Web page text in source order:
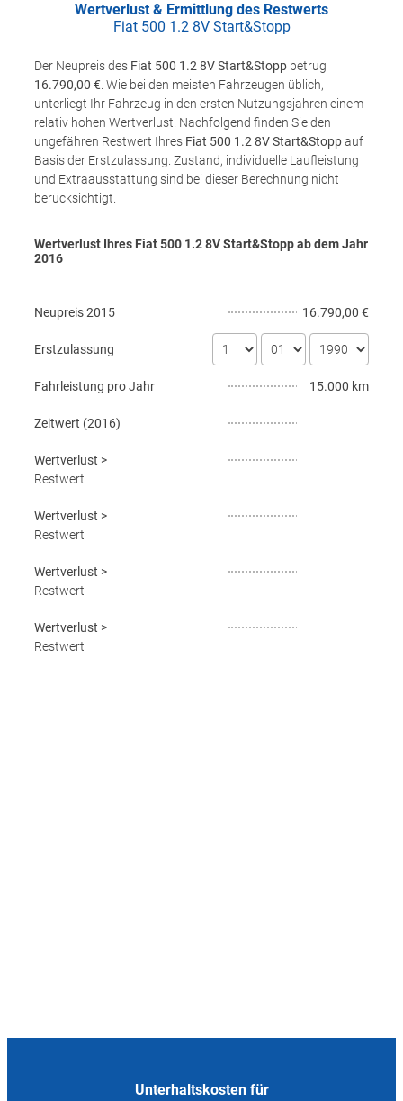
Wertverlust & Ermittlung des Restwerts
Fiat 500 1.2 8V Start&Stopp
Der Neupreis des Fiat 500 1.2 8V Start&Stopp betrug
16.790,00 € . Wie bei den meisten Fahrzeugen üblich,
unterliegt Ihr Fahrzeug in den ersten Nutzungsjahren einem
relativ hohen Wertverlust. Nachfolgend finden Sie den
ungefähren Restwert Ihres Fiat 500 1.2 8V Start&Stoppauf
Basis der Erstzulassung. Zustand, individuelle Laufleistung
und Extraausstattung sind bei dieser Berechnung nicht
berücksichtigt.
Wertverlust Ihres Fiat 500 1.2 8V Start&Stopp ab dem Jahr
2016
Neupreis2015 16.790,00 €
Erstzulassung
Fahrleistung pro Jahr 15.000 km
Zeitwert (2016)
Wertverlust >
Restwert
Wertverlust >
Restwert
Wertverlust >
Restwert
Wertverlust >
Restwert
Unterhaltskosten für